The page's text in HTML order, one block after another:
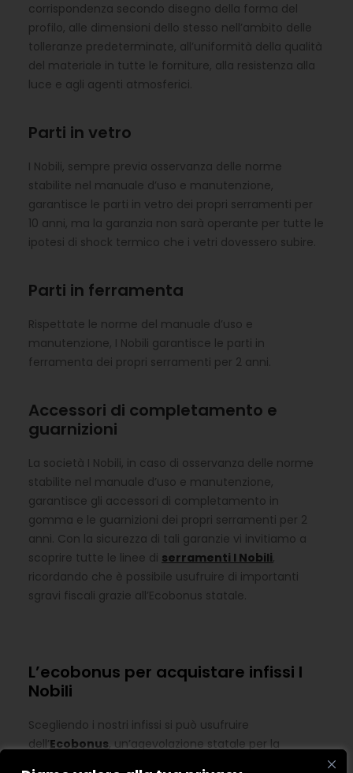
corrispondenza secondo disegno della forma del
profilo, alle dimensioni dello stesso nell’ambito delle
tolleranze predeterminate, all’uniformità della qualità
del materiale in tutte le forniture, alla resistenza alla
luce e agli agenti atmosferici.
Parti in vetro
I Nobili, sempre previa osservanza delle norme
stabilite nel manuale d’uso e manutenzione,
garantisce le parti in vetro dei propri serramenti per
10 anni, ma la garanzia non sarà operante per tutte le
ipotesi di shock termico che i vetri dovessero subire.
Parti in ferramenta
Rispettate le norme del manuale d’uso e
manutenzione, I Nobili garantisce le parti in
ferramenta dei propri serramenti per 2 anni.
Accessori di completamento e
guarnizioni
La società I Nobili, in caso di osservanza delle norme
stabilite nel manuale d’uso e manutenzione,
garantisce gli accessori di completamento in
gomma e le guarnizioni dei propri serramenti per 2
anni. Con la sicurezza di tali garanzie vi invitiamo a
scoprire tutte le linee di serramenti I Nobili,
ricordando che è possibile usufruire di importanti
sgravi fiscali grazie all’Ecobonus statale.
L’ecobonus per acquistare infissi I
Nobili
Scegliendo i nostri infissi si può usufruire
dell’Ecobonus , un’agevolazione statale per la